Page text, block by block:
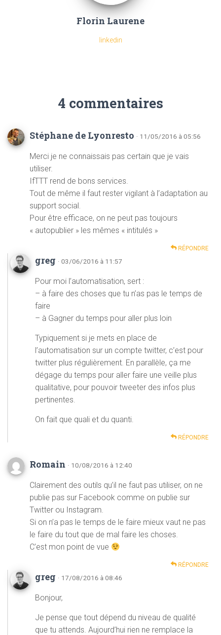
Florin Laurene
linkedin
4 commentaires
Stéphane de Lyonresto · 11/05/2016 à 05:56
Merci je ne connaissais pas certain que je vais
utiliser.
IfTTT rend de bons services.
Tout de même il faut rester vigilant à l’adaptation au
support social.
Pour être efficace, on ne peut pas toujours
« autopublier » les mêmes « intitulés »
RÉPONDRE
greg · 03/06/2016 à 11:57
Pour moi l’automatisation, sert :
– à faire des choses que tu n’as pas le temps de
faire
– à Gagner du temps pour aller plus loin
Typiquement si je mets en place de
l’automatisation sur un compte twitter, c’est pour
twitter plus régulièrement. En parallèle, ça me
dégage du temps pour aller faire une veille plus
qualitative, pour pouvoir tweeter des infos plus
pertinentes.
On fait que quali et du quanti.
RÉPONDRE
Romain · 10/08/2016 à 12:40
Clairement des outils qu’il ne faut pas utiliser, on ne
publie pas sur Facebook comme on publie sur
Twitter ou Instagram.
Si on n’a pas le temps de le faire mieux vaut ne pas
le faire du tout que de mal faire les choses.
C’est mon point de vue
RÉPONDRE
greg · 17/08/2016 à 08:46
Bonjour,
Je pense que tout dépend du niveau de qualité
que tu attends. Aujourd’hui rien ne remplace la